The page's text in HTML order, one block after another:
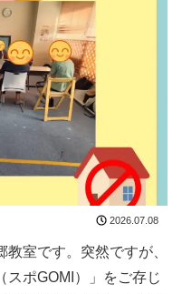
2026.07.08
室です。突然ですが、
スポGOMI）」をご存じ